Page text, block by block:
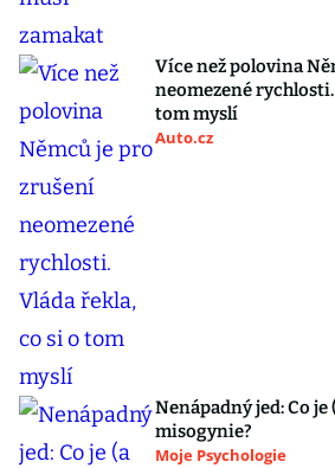
Více než polovina
neomezené
tom myslí
Auto.cz
Nenápadný jed: Co je
misogynie?
Moje Psychologie